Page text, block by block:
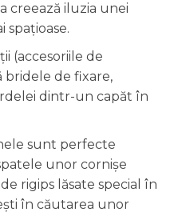
creează iluzia unei
spațioase.
(accesoriile de
de fixare,
dintr-un capăt în
sunt perfecte
unor cornișe
rigips lăsate special în
în căutarea unor